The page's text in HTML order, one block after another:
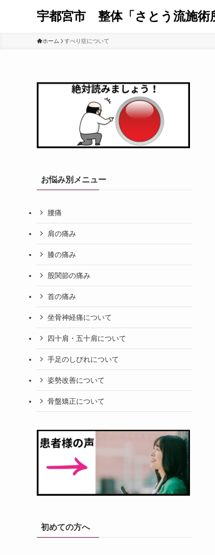
宇都宮市 整体「さとう流施術
ホーム すべり症について
お悩み別メニュー
腰痛
肩の痛み
膝の痛み
股関節の痛み
首の痛み
坐骨神経痛について
四十肩・五十肩について
手足のしびれについて
姿勢改善について
骨盤矯正について
初めての方へ